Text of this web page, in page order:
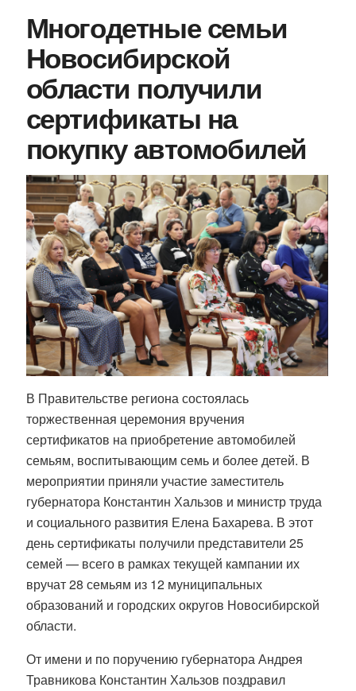
Многодетные семьи
Новосибирской
области получили
сертификаты на
покупку автомобилей
В Правительстве региона состоялась
торжественная церемония вручения
сертификатов на приобретение автомобилей
семьям, воспитывающим семь и более детей. В
мероприятии приняли участие заместитель
губернатора Константин Хальзов и министр труда
и социального развития Елена Бахарева. В этот
день сертификаты получили представители 25
семей — всего в рамках текущей кампании их
вручат 28 семьям из 12 муниципальных
образований и городских округов Новосибирской
области.
От имени и по поручению губернатора Андрея
Травникова Константин Хальзов поздравил